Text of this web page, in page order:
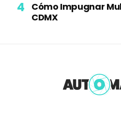
Cómo Impugnar
CDMX